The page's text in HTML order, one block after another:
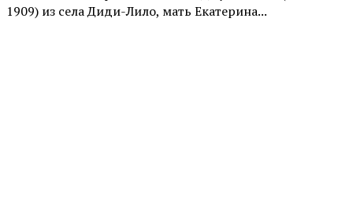
1909) из села Диди-Лило, мать Екатерина...